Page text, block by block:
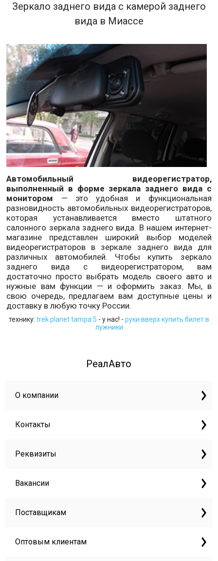
Зеркало заднего вида с камерой заднего
вида в Миассе
Автомобильный видеорегистратор,
выполненный в форме зеркала заднего вида с
монитором — это удобная и функциональная
разновидность автомобильных видеорегистраторов,
которая устанавливается вместо штатного
салонного зеркала заднего вида. В нашем интернет-
магазине представлен широкий выбор моделей
видеорегистраторов в зеркале заднего вида для
различных автомобилей. Чтобы купить зеркало
заднего вида с видеорегистратором, вам
достаточно просто выбрать модель своего авто и
нужные вам функции — и оформить заказ. Мы, в
свою очередь, предлагаем вам доступные цены и
доставку в любую точку России.
технику: trek planet tampa 5 - у нас! - руки вверх купить билет в
лужники
РеалАвто
О компании
Контакты
Реквизиты
Вакансии
Поставщикам
Оптовым клиентам